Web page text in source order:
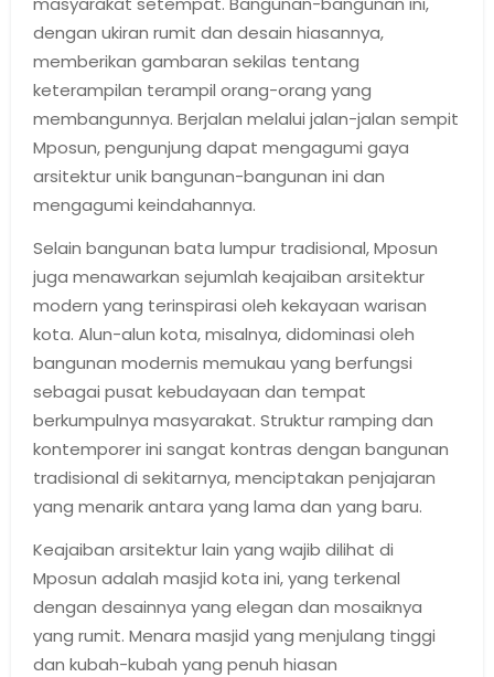
dengan ukiran rumit dan desain hiasannya,
memberikan gambaran sekilas tentang
keterampilan terampil orang-orang yang
membangunnya. Berjalan melalui jalan-jalan sempit
Mposun, pengunjung dapat mengagumi gaya
arsitektur unik bangunan-bangunan ini dan
mengagumi keindahannya.
Selain bangunan bata lumpur tradisional, Mposun
juga menawarkan sejumlah keajaiban arsitektur
modern yang terinspirasi oleh kekayaan warisan
kota. Alun-alun kota, misalnya, didominasi oleh
bangunan modernis memukau yang berfungsi
sebagai pusat kebudayaan dan tempat
berkumpulnya masyarakat. Struktur ramping dan
kontemporer ini sangat kontras dengan bangunan
tradisional di sekitarnya, menciptakan penjajaran
yang menarik antara yang lama dan yang baru.
Keajaiban arsitektur lain yang wajib dilihat di
Mposun adalah masjid kota ini, yang terkenal
dengan desainnya yang elegan dan mosaiknya
yang rumit. Menara masjid yang menjulang tinggi
dan kubah-kubah yang penuh hiasan